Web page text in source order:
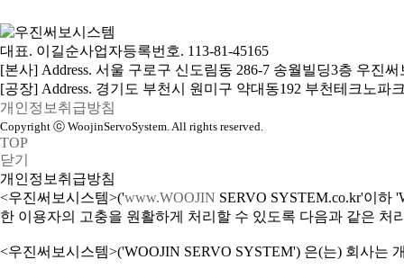
대표. 이길순사업자등록번호. 113-81-45165
[본사] Address. 서울 구로구 신도림동 286-7 송월빌딩3층 우진
[공장] Address. 경기도 부천시 원미구 약대동192 부천테크노파
개인정보취급방침
Copyright ⓒ WoojinServoSystem. All rights reserved.
TOP
닫기
개인정보취급방침
<우진써보시스템>('www.WOOJIN SERVO SYSTEM.co.kr'이하
한 이용자의 고충을 원활하게 처리할 수 있도록 다음과 같은 처
<우진써보시스템>('WOOJIN SERVO SYSTEM') 은(는) 회사